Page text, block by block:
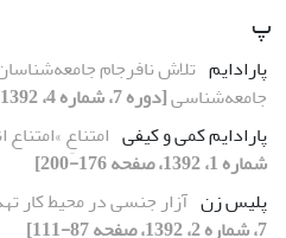
پ
پارادایم تلاش نافرجام
جامعه‌شناسی[دوره 7، شماره 4، 1392، صفحه 30-54]
پارادایم کمی و کیفی امتناعِ
شماره 1، 1392، صفحه 176-200]
پلیس زن آزار جنسی در محیط کار
7، شماره 2، 1392، صفحه 87-111]